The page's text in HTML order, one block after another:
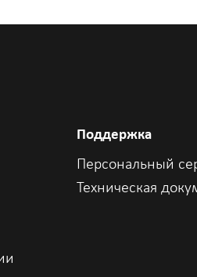
Поддержка
Персональный
Техническая